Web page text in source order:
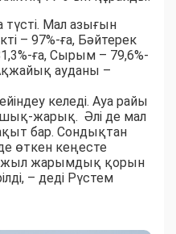
түсті. Мал азығын
– 97%-ға, Бәйтерек
ға, Сырым – 79,6%-
ауданы –
келеді. Ауа райы
жарық. Әлі де мал
бар. Сондықтан
өткен кеңесте
жыл жарымдық қорын
– деді Рүстем